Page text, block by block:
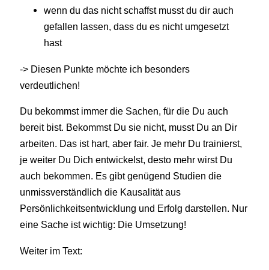
wenn du das nicht schaffst musst du dir auch
gefallen lassen, dass du es nicht umgesetzt
hast
-> Diesen Punkte möchte ich besonders
verdeutlichen!
Du bekommst immer die Sachen, für die Du auch
bereit bist. Bekommst Du sie nicht, musst Du an Dir
arbeiten. Das ist hart, aber fair. Je mehr Du trainierst,
je weiter Du Dich entwickelst, desto mehr wirst Du
auch bekommen. Es gibt genügend Studien die
unmissverständlich die Kausalität aus
Persönlichkeitsentwicklung und Erfolg darstellen. Nur
eine Sache ist wichtig: Die Umsetzung!
Weiter im Text: